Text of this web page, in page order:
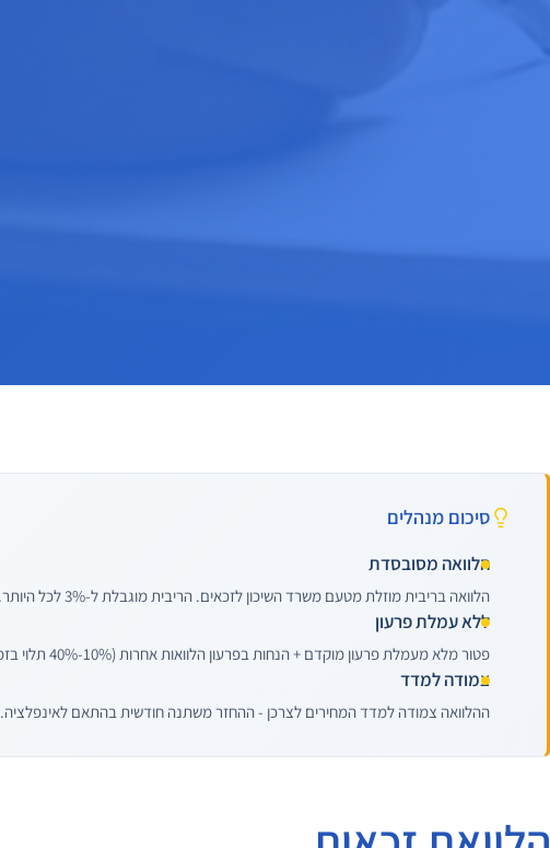
סיכום מנהלים
הלוואה מסובסדת
הלוואה בריבית מוזלת מטעם משרד השיכון לזכאים. הריבית מוגבלת ל-3% לכל היותר.
ללא עמלת פרעון
פטור מלא מעמלת פרעון מוקדם + הנחות בפרעון הלוואות אחרות (10%-40% תלוי בזמן שחלף).
צמודה למדד
ההלוואה צמודה למדד המחירים לצרכן - ההחזר משתנה חודשית בהתאם לאינפלציה.